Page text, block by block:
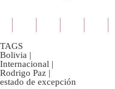
TAGS
Bolivia |
Internacional |
Rodrigo Paz |
estado de excepción